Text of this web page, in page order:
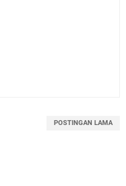
POSTINGAN LAMA